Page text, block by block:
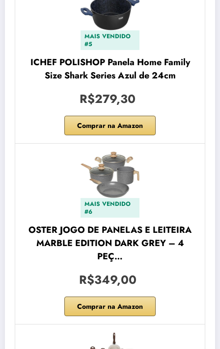
MAIS VENDIDO
#5
ICHEF POLISHOP Panela Home Family
Size Shark Series Azul de 24cm
R$279,30
Comprar na Amazon
MAIS VENDIDO
#6
OSTER JOGO DE PANELAS E LEITEIRA
MARBLE EDITION DARK GREY – 4
PEÇ…
R$349,00
Comprar na Amazon